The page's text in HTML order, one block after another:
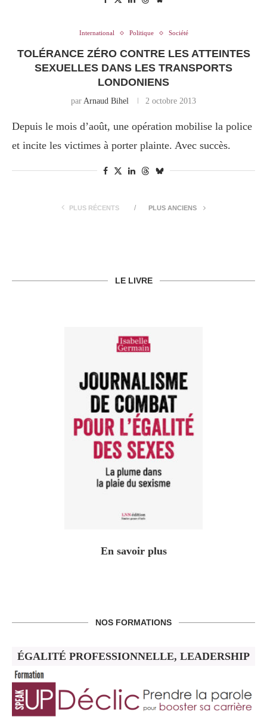
International Politique Société
TOLÉRANCE ZÉRO CONTRE LES ATTEINTES
SEXUELLES DANS LES TRANSPORTS
LONDONIENS
par Arnaud Bihel 2 octobre 2013
Depuis le mois d’août, une opération mobilise la police
et incite les victimes à porter plainte. Avec succès.
PLUS RÉCENTS PLUS ANCIENS
LE LIVRE
En savoir plus
NOS FORMATIONS
ÉGALITÉ PROFESSIONNELLE, LEADERSHIP